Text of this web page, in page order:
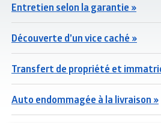
Entretien selon la garantie »
Découverte d’un vice caché »
Transfert de propriété et
Auto endommagée à la livraison »